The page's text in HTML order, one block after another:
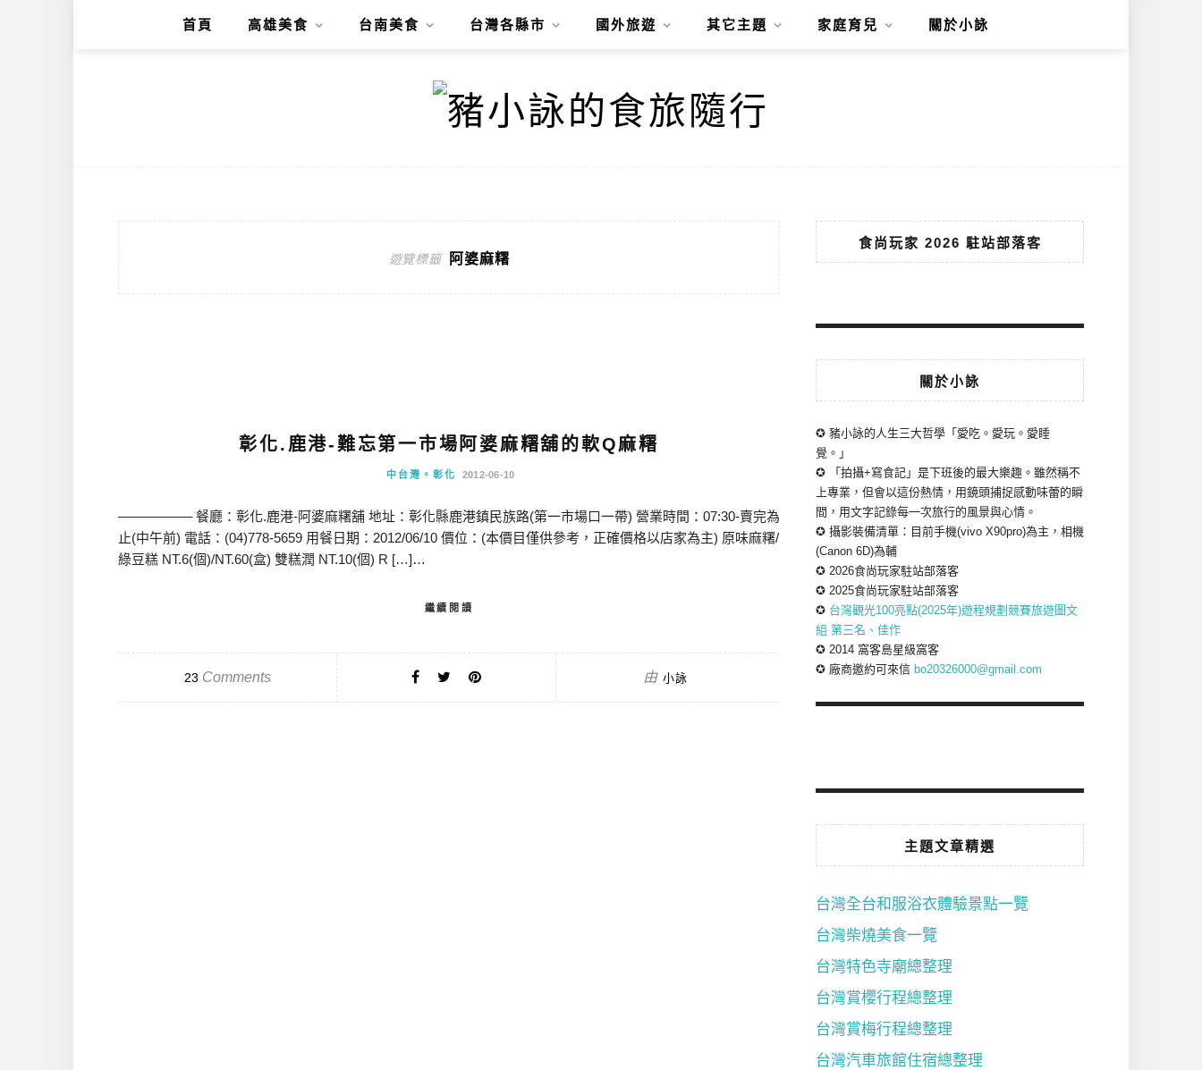
首頁 高雄美食 台南美食 台灣各縣市 國外旅遊 其它主題 家庭育兒 關於小詠
遊覽標籤 阿婆麻糬
彰化.鹿港-難忘第一市場阿婆麻糬舖的軟Q麻糬
中台灣。彰化 2012-06-10
—————– 餐廳：彰化.鹿港-阿婆麻糬舖 地址：彰化縣鹿港鎮民族路(第一市場口一帶) 營業時間：07:30-賣完為
止(中午前) 電話：(04)778-5659 用餐日期：2012/06/10 價位：(本價目僅供參考，正確價格以店家為主) 原味麻糬/
綠豆糕 NT.6(個)/NT.60(盒) 雙糕潤 NT.10(個) R […]…
繼續閱讀
23 Comments 由 小詠
食尚玩家 2026 駐站部落客
關於小詠
✪ 豬小詠的人生三大哲學「愛吃。愛玩。愛睡
覺。」
✪ 「拍攝+寫食記」是下班後的最大樂趣。雖然稱不
上專業，但會以這份熱情，用鏡頭捕捉感動味蕾的瞬
間，用文字記錄每一次旅行的風景與心情。
✪ 攝影裝備清單：目前手機(vivo X90pro)為主，相機
(Canon 6D)為輔
✪ 2026食尚玩家駐站部落客
✪ 2025食尚玩家駐站部落客
✪ 台灣觀光100亮點(2025年)遊程規劃競賽旅遊圖文
組 第三名、佳作
✪ 2014 窩客島星級窩客
✪ 廠商邀約可來信 bo20326000@gmail.com
主題文章精選
台灣全台和服浴衣體驗景點一覽
台灣柴燒美食一覽
台灣特色寺廟總整理
台灣賞櫻行程總整理
台灣賞梅行程總整理
台灣汽車旅館住宿總整理